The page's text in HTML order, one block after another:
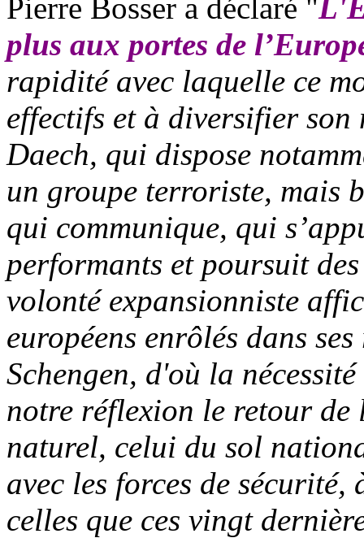
Pierre Bosser a déclaré "
plus aux portes de
rapidité avec laquelle ce
effectifs et à diversifier
Daech, qui dispose
un groupe terroriste, mais
qui communique, qui
performants et poursuit
volonté expansionniste
européens enrôlés dans
Schengen, d'où la
notre réflexion le retour de
naturel, celui du sol
avec les forces de sécurité,
celles que ces vingt